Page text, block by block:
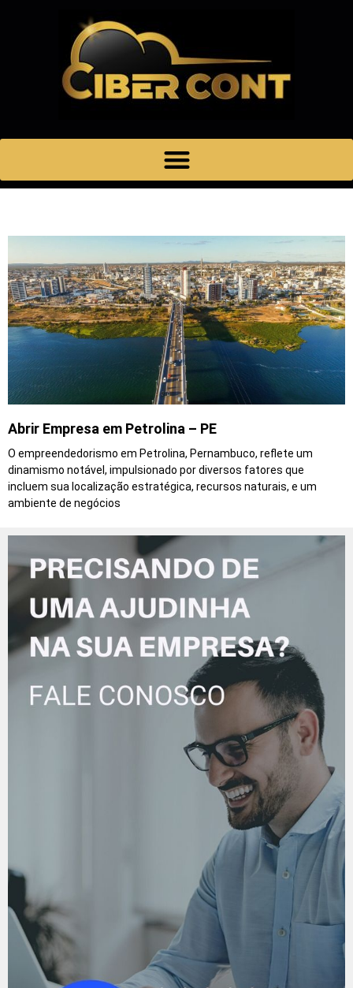
Abrir Empresa em Petrolina – PE
O empreendedorismo em Petrolina, Pernambuco, reflete um
dinamismo notável, impulsionado por diversos fatores que
incluem sua localização estratégica, recursos naturais, e um
ambiente de negócios